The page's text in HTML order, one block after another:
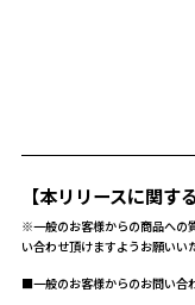
【本リリースに関す
※一般のお客様からの商品への
い合わせ頂けますようお願いい
■一般のお客様からのお問い合